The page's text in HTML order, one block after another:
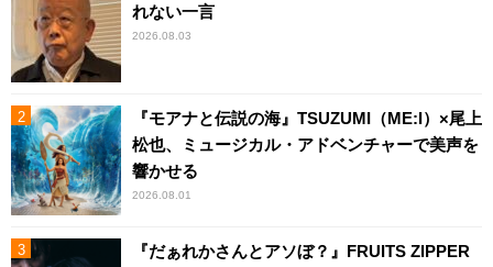
れない一言
2026.08.03
『モアナと伝説の海』TSUZUMI（ME:I）×尾上
松也、ミュージカル・アドベンチャーで美声を
響かせる
2026.08.01
『だぁれかさんとアソぼ？』FRUITS ZIPPER